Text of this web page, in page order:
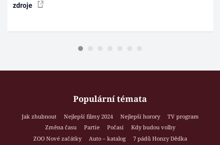
zdroje
Populární témata
Jak zhubnout Nejlepší filmy 2024 Nejlepší horory
TV program
Změna času
Partie Počasí
Kdy budou volby
ZOO Nové začátky
Auto – katalog
7 pádů Honzy Dědka